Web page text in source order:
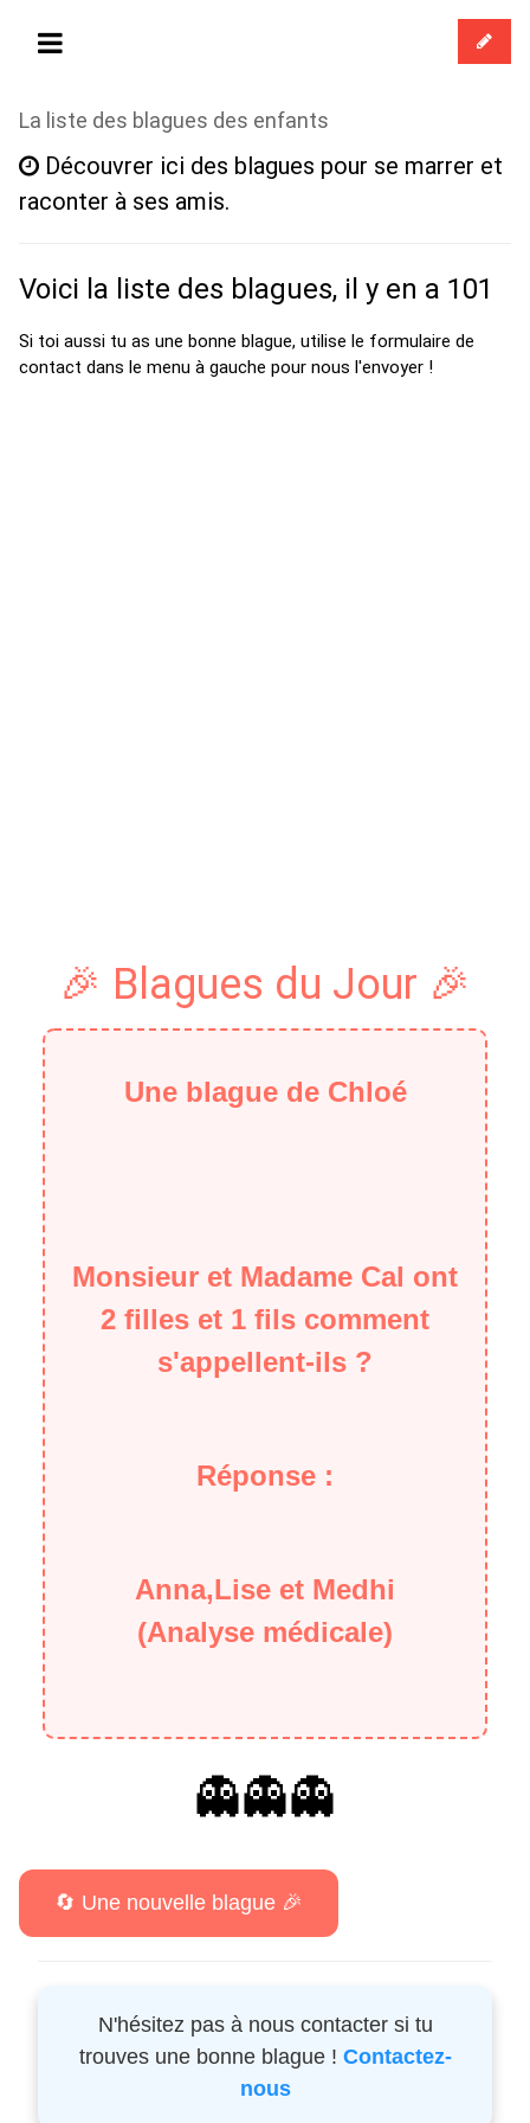
La liste des blagues des enfants
Découvrer ici des blagues pour se marrer et
raconter à ses amis.
Voici la liste des blagues, il y en a 101
Si toi aussi tu as une bonne blague, utilise le formulaire de
contact dans le menu à gauche pour nous l'envoyer !
🎉 Blagues du Jour 🎉
Une blague de Chloé
Monsieur et Madame Cal ont
2 filles et 1 fils comment
s'appellent-ils ?
Réponse :
Anna,Lise et Medhi
(Analyse médicale)
👻👻👻
N'hésitez pas à nous contacter si tu
trouves une bonne blague ! Contactez-
nous